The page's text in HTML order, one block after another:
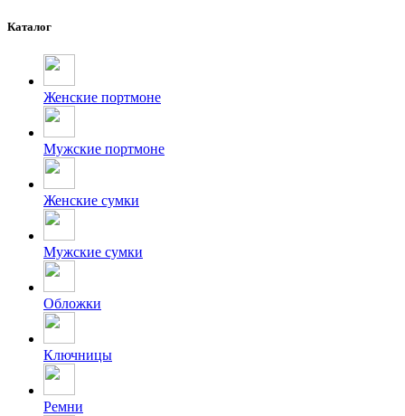
Каталог
Женские портмоне
Мужские портмоне
Женские сумки
Мужские сумки
Обложки
Ключницы
Ремни